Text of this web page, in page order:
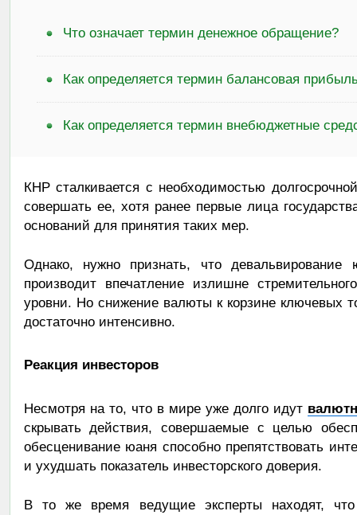
Что означает термин денежное обращение?
Как определяется термин балансовая
Как определяется термин внебюджетные
КНР сталкивается с необходимостью
совершать ее, хотя ранее первые лица
оснований для принятия таких мер.
Однако, нужно признать, что
производит впечатление излишне
уровни. Но снижение валюты к корзине ключевых
достаточно интенсивно.
Реакция инвесторов
Несмотря на то, что в мире уже долго идут
скрывать действия, совершаемые с целью
обесценивание юаня способно препятствовать
и ухудшать показатель инвесторского доверия.
В то же время ведущие эксперты находят,